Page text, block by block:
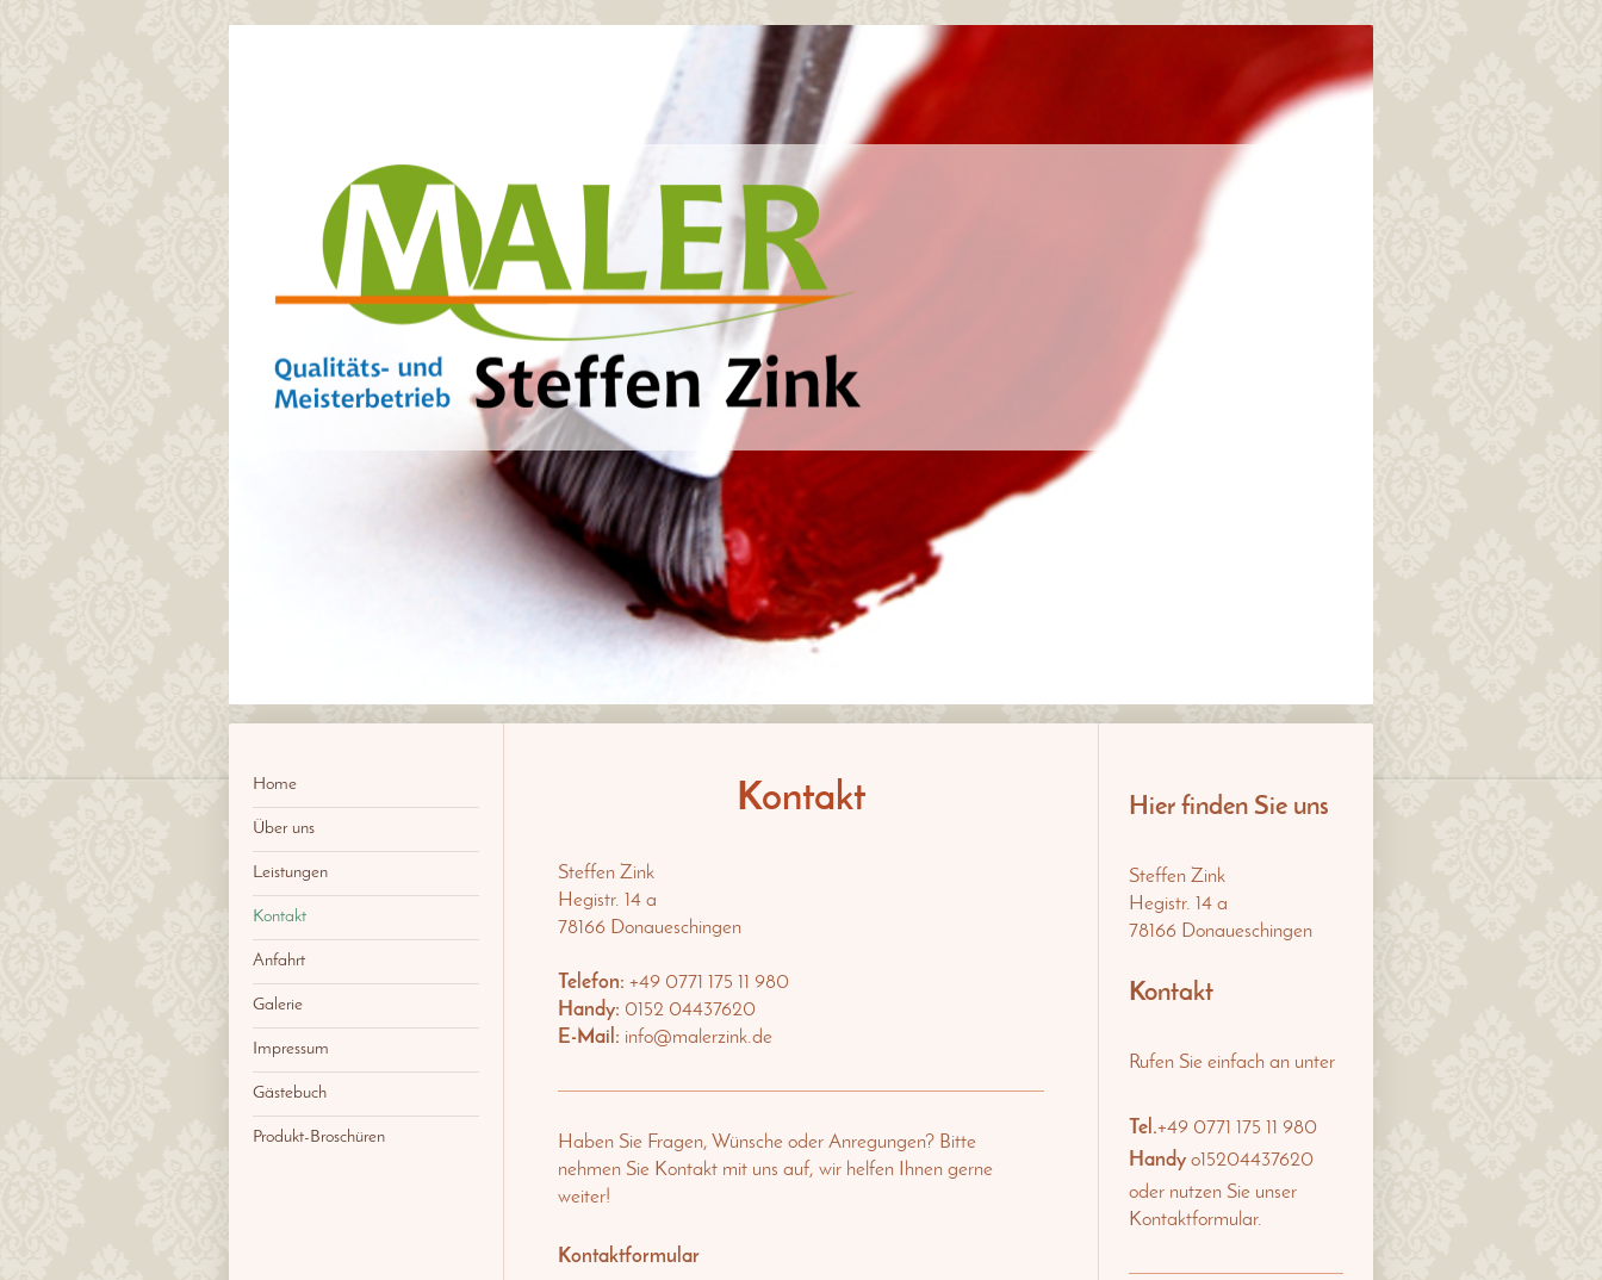
Home
Über uns
Leistungen
Kontakt
Anfahrt
Galerie
Impressum
Gästebuch
Produkt-Broschüren
Kontakt
Steffen Zink
Hegistr. 14 a
78166 Donaueschingen
Telefon: +49 0771 175 11 980
Handy: 0152 04437620
E-Mail: info@malerzink.de
Haben Sie Fragen, Wünsche oder Anregungen? Bitte
nehmen Sie Kontakt mit uns auf, wir helfen Ihnen gerne
weiter!
Kontaktformular
Hier finden Sie uns
Steffen Zink
Hegistr. 14 a
78166 Donaueschingen
Kontakt
Rufen Sie einfach an unter
Tel.+49 0771 175 11 980
Handyo15204437620
oder nutzen Sie unser
Kontaktformular.